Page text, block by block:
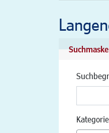
Suchmaske